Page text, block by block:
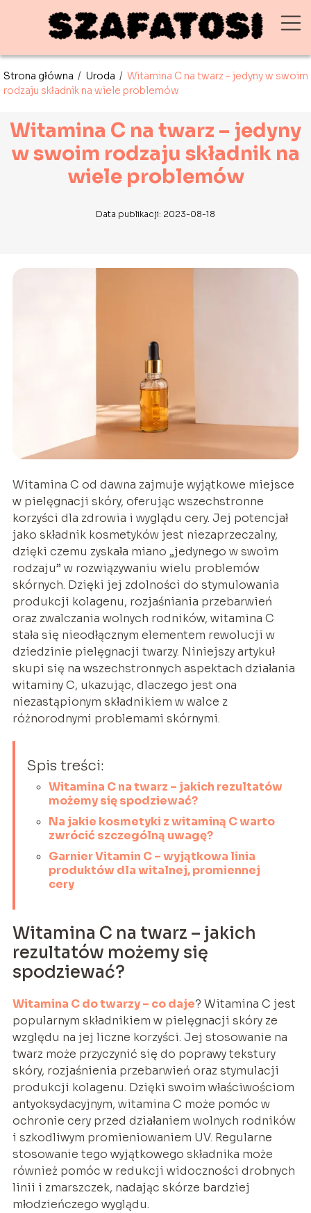
Strona główna / Uroda / Witamina C na twarz – jedyny w swoim
rodzaju składnik na wiele problemów
Witamina C na twarz – jedyny
w swoim rodzaju składnik na
wiele problemów
Data publikacji: 2023-08-18
Witamina C od dawna zajmuje wyjątkowe miejsce
w pielęgnacji skóry, oferując wszechstronne
korzyści dla zdrowia i wyglądu cery. Jej potencjał
jako składnik kosmetyków jest niezaprzeczalny,
dzięki czemu zyskała miano „jedynego w swoim
rodzaju” w rozwiązywaniu wielu problemów
skórnych. Dzięki jej zdolności do stymulowania
produkcji kolagenu, rozjaśniania przebarwień
oraz zwalczania wolnych rodników, witamina C
stała się nieodłącznym elementem rewolucji w
dziedzinie pielęgnacji twarzy. Niniejszy artykuł
skupi się na wszechstronnych aspektach działania
witaminy C, ukazując, dlaczego jest ona
niezastąpionym składnikiem w walce z
różnorodnymi problemami skórnymi.
Spis treści:
Witamina C na twarz – jakich rezultatów
możemy się spodziewać?
Na jakie kosmetyki z witaminą C warto
zwrócić szczególną uwagę?
Garnier Vitamin C – wyjątkowa linia
produktów dla witalnej, promiennej
cery
Witamina C na twarz – jakich
rezultatów możemy się
spodziewać?
Witamina C do twarzy – co daje? Witamina C jest
popularnym składnikiem w pielęgnacji skóry ze
względu na jej liczne korzyści. Jej stosowanie na
twarz może przyczynić się do poprawy tekstury
skóry, rozjaśnienia przebarwień oraz stymulacji
produkcji kolagenu. Dzięki swoim właściwościom
antyoksydacyjnym, witamina C może pomóc w
ochronie cery przed działaniem wolnych rodników
i szkodliwym promieniowaniem UV. Regularne
stosowanie tego wyjątkowego składnika może
również pomóc w redukcji widoczności drobnych
linii i zmarszczek, nadając skórze bardziej
młodzieńczego wyglądu.